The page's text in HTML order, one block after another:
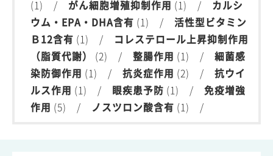
(1) / がん細胞増殖抑制作用 (1) /
カルシ
ウム・EPA・DHA含有 (1) / 活性型ビタミン
Ｂ12含有 (1) /
コレステロール上昇抑制作用
（脂質代謝）
(2) / 整腸作用 (1) / 細菌感
染防御作用 (1) / 抗炎症作用 (2) / 抗ウイ
ルス作用 (1) / 眼疾患予防 (1) / 免疫増強
作用 (5) / ノスツロン酸含有 (1) /